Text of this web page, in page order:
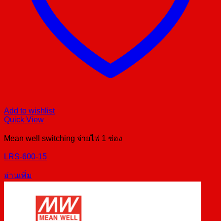
Add to wishlist
Quick View
Mean well switching จ่ายไฟ 1 ช่อง
LRS-600-15
อ่านเพิ่ม